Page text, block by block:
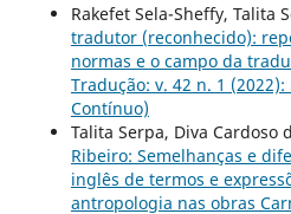
Rakefet Sela-Sheffy, Talita
tradutor (reconhecido):
normas e o campo da
Tradução: v. 42 n. 1
Contínuo)
Talita Serpa, Diva Cardoso
Ribeiro: Semelhanças e
inglês de termos e
antropologia nas obras